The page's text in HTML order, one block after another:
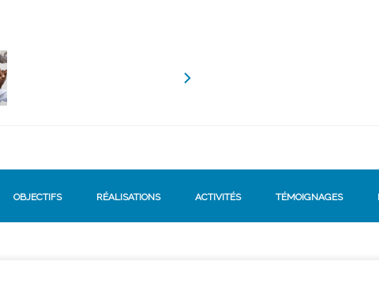
OBJECTIFS RÉALISATIONS ACTIVITÉS TÉMOIGNAGES